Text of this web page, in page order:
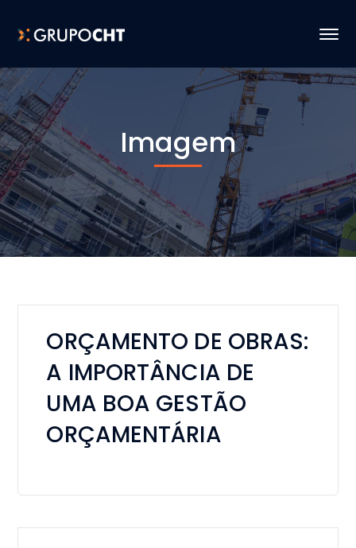
Imagem
ORÇAMENTO DE OBRAS:
A IMPORTÂNCIA DE
UMA BOA GESTÃO
ORÇAMENTÁRIA